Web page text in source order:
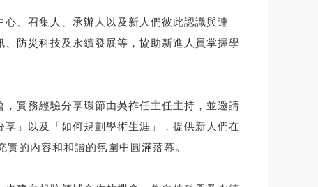
、召集人、承辦人以及新人們彼此認識與連
防災科技及永續發展等，協助新進人員掌握學
實務經驗分享環節由吳祚任主任主持，並邀請
」以及「如何規劃學術生涯」，提供新人們在
的內容和和諧的氛圍中圓滿落幕。